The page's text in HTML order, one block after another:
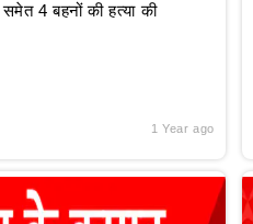
4 बहनों की हत्या की
1 Year ago